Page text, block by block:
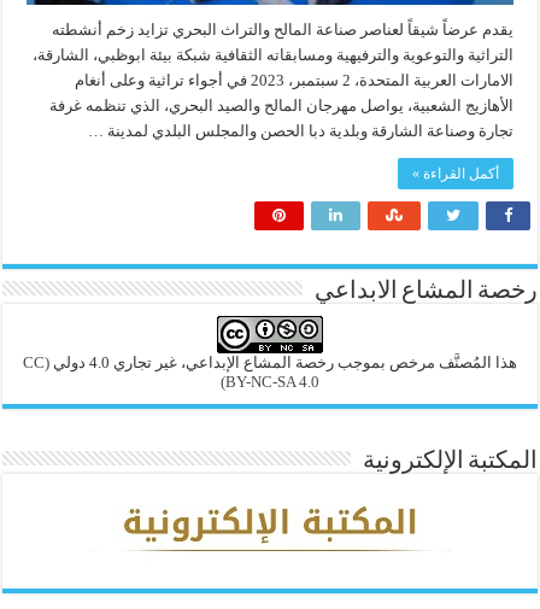
يقدم عرضاً شيقاً لعناصر صناعة المالح والتراث البحري تزايد زخم أنشطته
التراثية والتوعوية والترفيهية ومسابقاته الثقافية شبكة بيئة ابوظبي، الشارقة،
الامارات العربية المتحدة، 2 سبتمبر، 2023 في أجواء تراثية وعلى أنغام
الأهازيج الشعبية، يواصل مهرجان المالح والصيد البحري، الذي تنظمه غرفة
تجارة وصناعة الشارقة وبلدية دبا الحصن والمجلس البلدي لمدينة …
أكمل القراءة »
رخصة المشاع الابداعي
هذا المُصنَّف مرخص بموجب رخصة المشاع الإبداعي، غير تجاري 4.0 دولي
(CC
BY-NC-SA 4.0)
المكتبة الإلكترونية